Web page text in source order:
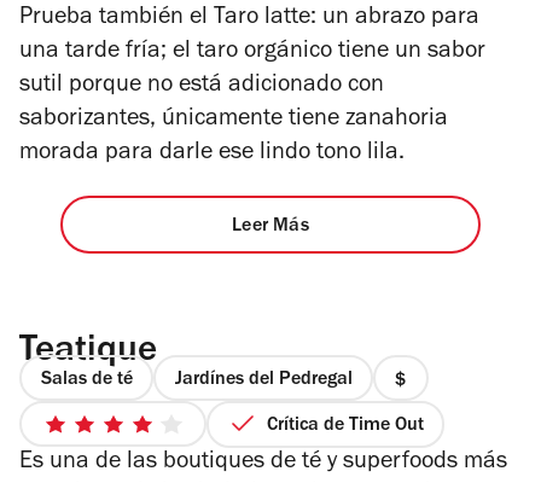
Prueba también el Taro latte: un abrazo para
una tarde fría; el taro orgánico tiene un sabor
sutil porque no está adicionado con
saborizantes, únicamente tiene zanahoria
morada para darle ese lindo tono lila.
Leer Más
Teatique
Salas de té Jardínes del Pedregal
precio
1
de
4
de
Crítica de Time Out
Es una de las boutiques de té y superfoods más